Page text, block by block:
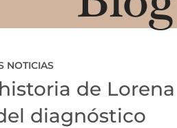
NOTICIAS
de Lorena
diagnóstico